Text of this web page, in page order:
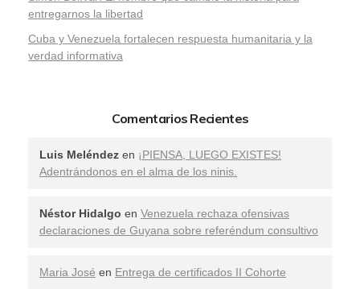
entregarnos la libertad
​Cuba y Venezuela fortalecen respuesta humanitaria y la
verdad informativa
Comentarios Recientes
Luis Meléndez en ¡PIENSA, LUEGO EXISTES!
Adentrándonos en el alma de los ninis.
Néstor Hidalgo en Venezuela rechaza ofensivas
declaraciones de Guyana sobre referéndum consultivo
Maria José en Entrega de certificados II Cohorte